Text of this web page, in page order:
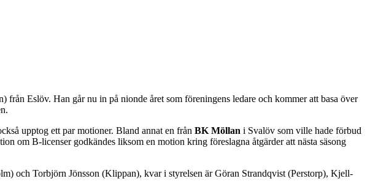
från Eslöv. Han går nu in på nionde året som föreningens ledare och kommer att basa över
upptog ett par motioner. Bland annat en från BK Möllan i Svalöv som ville hade förbud
om B-licenser godkändes liksom en motion kring föreslagna åtgärder att nästa säsong
och Torbjörn Jönsson (Klippan), kvar i styrelsen är Göran Strandqvist (Perstorp), Kjell-